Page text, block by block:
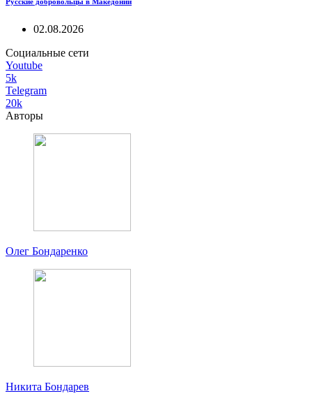
Русские добровольцы в Македонии
02.08.2026
Социальные сети
Youtube
5k
Telegram
20k
Авторы
Олег Бондаренко
Никита Бондарев